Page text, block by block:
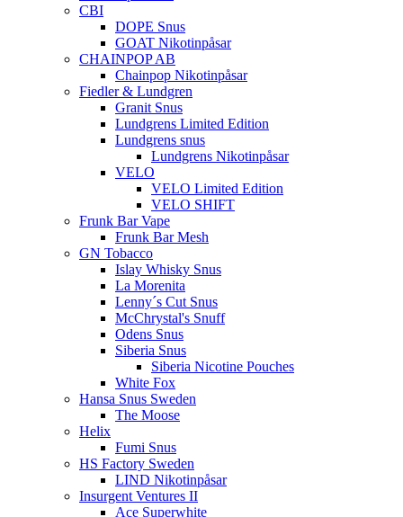
CBI
DOPE Snus
GOAT Nikotinpåsar
CHAINPOP AB
Chainpop Nikotinpåsar
Fiedler & Lundgren
Granit Snus
Lundgrens Limited Edition
Lundgrens snus
Lundgrens Nikotinpåsar
VELO
VELO Limited Edition
VELO SHIFT
Frunk Bar Vape
Frunk Bar Mesh
GN Tobacco
Islay Whisky Snus
La Morenita
Lenny´s Cut Snus
McChrystal's Snuff
Odens Snus
Siberia Snus
Siberia Nicotine Pouches
White Fox
Hansa Snus Sweden
The Moose
Helix
Fumi Snus
HS Factory Sweden
LIND Nikotinpåsar
Insurgent Ventures II
Ace Superwhite